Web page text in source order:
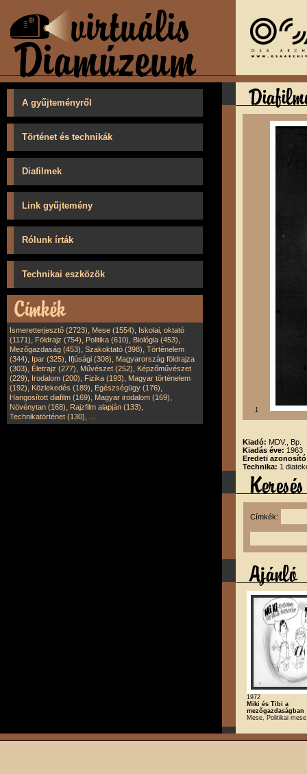
A gyűjteményről
Történet és technikák
Diafilmek
Link gyűjtemény
Rólunk írták
Technikai eszközök
Ismeretterjesztő (2723), Mese (1554), Iskolai, oktató
(1171), Földrajz (754), Politika (610), Biológia (453),
Mezőgazdaság (453), Szakoktató (398), Történelem
(344), Ipar (325), Ifjúsági (308), Magyarország földrajza
(303), Életrajz (277), Művészet (252), Képzőművészet
(229), Irodalom (200), Fizika (193), Magyar történelem
(192), Közlekedés (189), Egészségügy (176),
Hangosított diafilm (169), Magyar irodalom (169),
Növénytan (168), Rajzfilm alapján (133),
Technikatörténet (130),
1
Kiadó: MDV., Bp.
Kiadás éve: 1963
Eredeti
Technika: 1
Címkék:
1972
Miki és Tibi a
mezőgazdaságban
Mese, Politikai mese